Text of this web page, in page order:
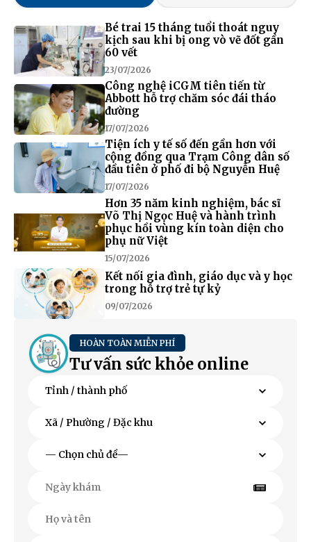
Bé trai 15 tháng tuổi thoát nguy
kịch sau khi bị ong vò vẽ đốt gần
60 vết
23/07/2026
Công nghệ iCGM tiên tiến từ
Abbott hỗ trợ chăm sóc đái tháo
đường
17/07/2026
Tiện ích y tế số đến gần hơn với
cộng đồng qua Trạm Công dân số
đầu tiên ở phố đi bộ Nguyễn Huệ
17/07/2026
Hơn 35 năm kinh nghiệm, bác sĩ
Võ Thị Ngọc Huệ và hành trình
phục hồi vùng kín toàn diện cho
phụ nữ Việt
15/07/2026
Kết nối gia đình, giáo dục và y học
trong hỗ trợ trẻ tự kỷ
09/07/2026
HOÀN TOÀN MIỄN PHÍ
Tư vấn sức khỏe online